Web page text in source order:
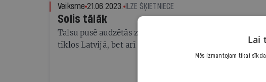
Veiksme 21.06.2023. ILZE ŠĶIETNIECE
Solis tālāk
Talsu pusē audzētās zemenes nonāk ne tikai lielākajos
tīklos Latvijā, bet arī aiz valsts robežām
Lai
Mēs izmantojam tikai